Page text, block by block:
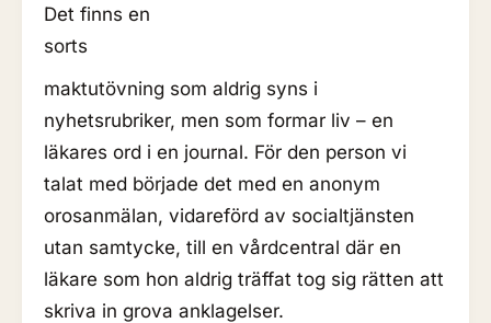
Det finns en
sorts
maktutövning som aldrig syns i
nyhetsrubriker, men som formar liv – en
läkares ord i en journal. För den person vi
talat med började det med en anonym
orosanmälan, vidareförd av socialtjänsten
utan samtycke, till en vårdcentral där en
läkare som hon aldrig träffat tog sig rätten att
skriva in grova anklagelser.